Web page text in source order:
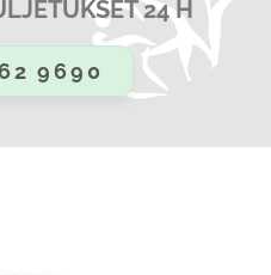
24 H
9690